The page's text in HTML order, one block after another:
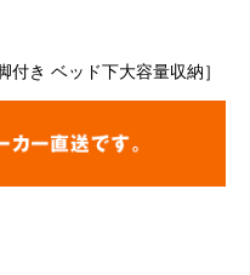
付き ベッド下大容量収納］